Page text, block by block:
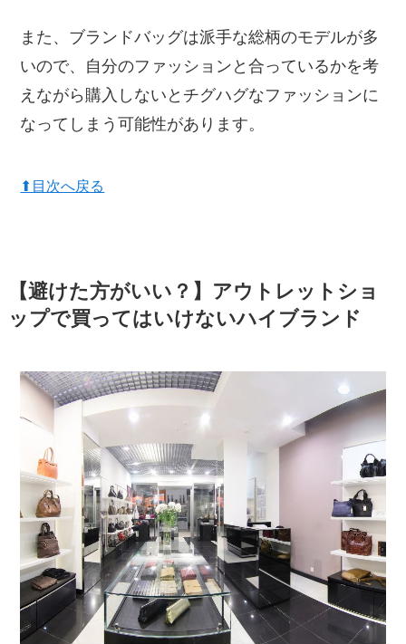
また、ブランドバッグは派手な総柄のモデルが多
いので、自分のファッションと合っているかを考
えながら購入しないとチグハグなファッションに
なってしまう可能性があります。
⬆︎目次へ戻る
【避けた方がいい？】アウトレットショ
ップで買ってはいけないハイブランド